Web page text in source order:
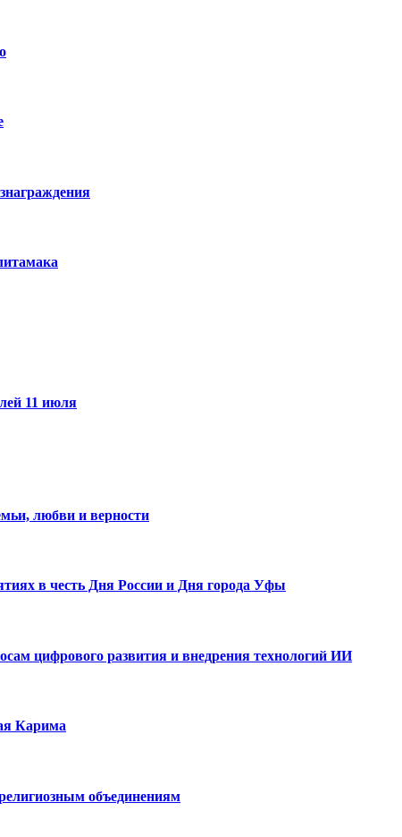
11 июля
любви и верности
в честь Дня России и Дня города Уфы
цифрового развития и внедрения технологий ИИ
Карима
объединениям